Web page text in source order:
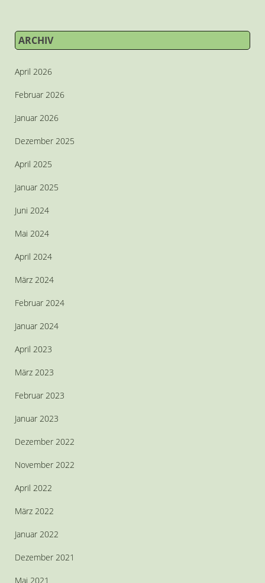
ARCHIV
April 2026
Februar 2026
Januar 2026
Dezember 2025
April 2025
Januar 2025
Juni 2024
Mai 2024
April 2024
März 2024
Februar 2024
Januar 2024
April 2023
März 2023
Februar 2023
Januar 2023
Dezember 2022
November 2022
April 2022
März 2022
Januar 2022
Dezember 2021
Mai 2021